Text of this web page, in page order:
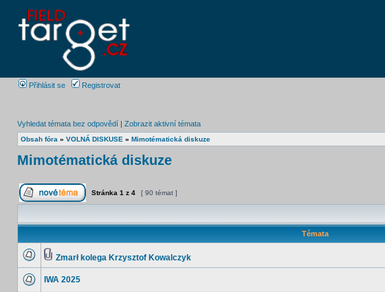
Přihlásit se Registrovat
Vyhledat témata bez odpovědí | Zobrazit aktivní témata
Obsah fóra » VOLNÁ DISKUSE » Mimotématická diskuze
Mimotématická diskuze
Stránka 1 z 4 [ 90 témat ]
Témata
Zmarł kolega Krzysztof Kowalczyk
IWA 2025